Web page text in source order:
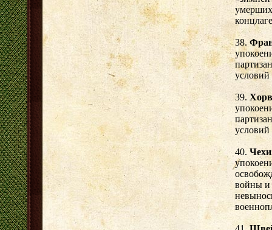
38.
условий
39.
условий
40.
войны и